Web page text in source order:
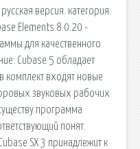
версия. категория:
Elements 8.0.20 -
для качественного
Cubase 5 обладает
входят новые
звуковых рабочих
программа
понят.
SX 3 принадлежит к